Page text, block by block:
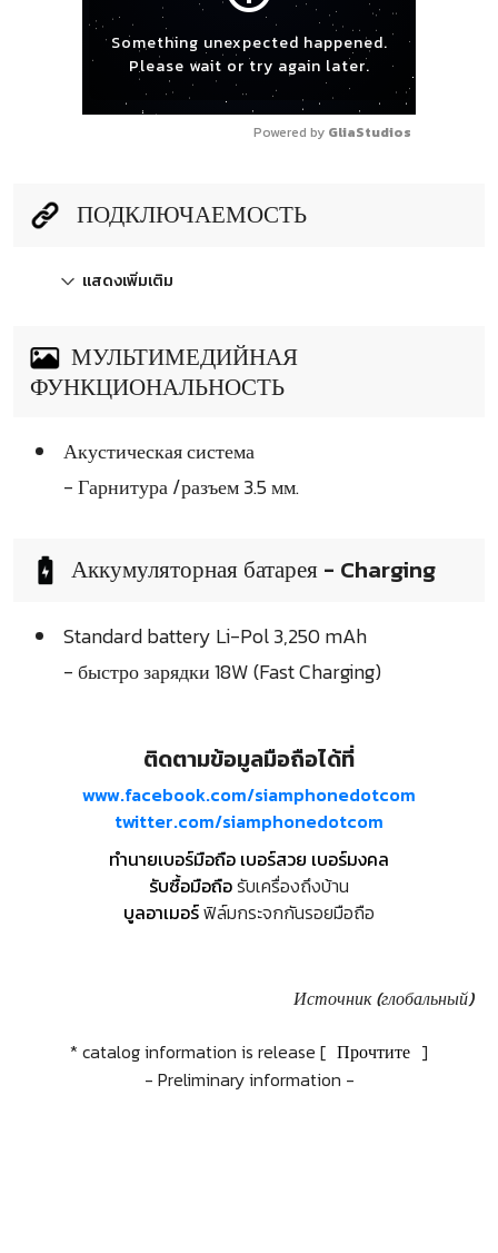
Something unexpected happened.
Please wait or try again later.
Powered by GliaStudios
ПОДКЛЮЧАЕМОСТЬ
แสดงเพิ่มเติม
МУЛЬТИМЕДИЙНАЯ
ФУНКЦИОНАЛЬНОСТЬ
Акустическая система
- Гарнитура /разъем 3.5 мм.
Аккумуляторная батарея - Charging
Standard battery Li-Pol 3,250 mAh
- быстро зарядки 18W (Fast Charging)
ติดตามข้อมูลมือถือได้ที่
www.facebook.com/siamphonedotcom
twitter.com/siamphonedotcom
ทำนายเบอร์มือถือ เบอร์สวย เบอร์มงคล
รับซื้อมือถือรับเครื่องถึงบ้าน
บูลอาเมอร์ฟิล์มกระจกกันรอยมือถือ
Источник (глобальный)
* catalog information is release [ Прочтите ]
- Preliminary information -